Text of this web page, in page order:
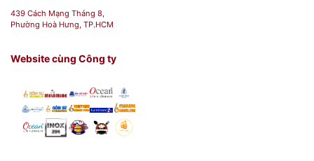
439 Cách Mạng Tháng 8,
Phường Hoà Hưng, TP.HCM
Website cùng Công ty